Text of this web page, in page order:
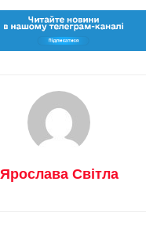
Ярослава Світла